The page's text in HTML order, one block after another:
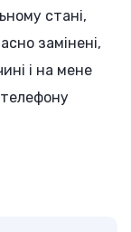
стані,
замінені,
і на мене
телефону